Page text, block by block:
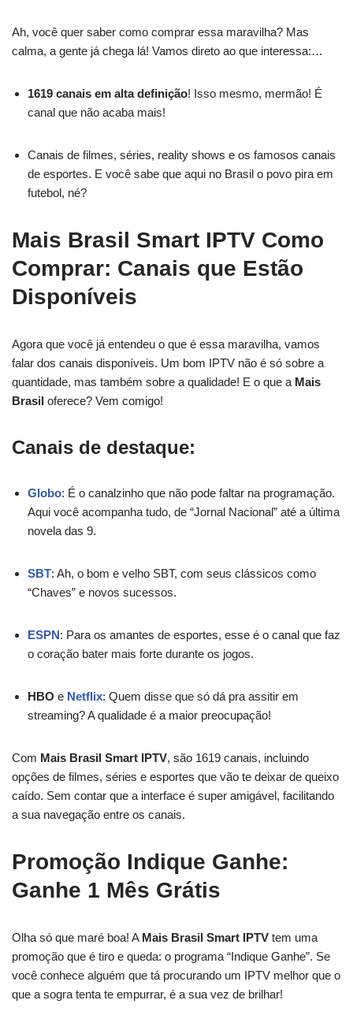
Ah, você quer saber como comprar essa maravilha? Mas
calma, a gente já chega lá! Vamos direto ao que interessa:…
1619 canais em alta definição! Isso mesmo, mermão! É
canal que não acaba mais!
Canais de filmes, séries, reality shows e os famosos canais
de esportes. E você sabe que aqui no Brasil o povo pira em
futebol, né?
Mais Brasil Smart IPTV Como
Comprar: Canais que Estão
Disponíveis
Agora que você já entendeu o que é essa maravilha, vamos
falar dos canais disponíveis. Um bom IPTV não é só sobre a
quantidade, mas também sobre a qualidade! E o que a Mais
Brasil oferece? Vem comigo!
Canais de destaque:
Globo: É o canalzinho que não pode faltar na programação.
Aqui você acompanha tudo, de “Jornal Nacional” até a última
novela das 9.
SBT: Ah, o bom e velho SBT, com seus clássicos como
“Chaves” e novos sucessos.
ESPN: Para os amantes de esportes, esse é o canal que faz
o coração bater mais forte durante os jogos.
HBO e Netflix: Quem disse que só dá pra assitir em
streaming? A qualidade é a maior preocupação!
Com Mais Brasil Smart IPTV, são 1619 canais, incluindo
opções de filmes, séries e esportes que vão te deixar de queixo
caído. Sem contar que a interface é super amigável, facilitando
a sua navegação entre os canais.
Promoção Indique Ganhe:
Ganhe 1 Mês Grátis
Olha só que maré boa! A Mais Brasil Smart IPTV tem uma
promoção que é tiro e queda: o programa “Indique Ganhe”. Se
você conhece alguém que tá procurando um IPTV melhor que o
que a sogra tenta te empurrar, é a sua vez de brilhar!